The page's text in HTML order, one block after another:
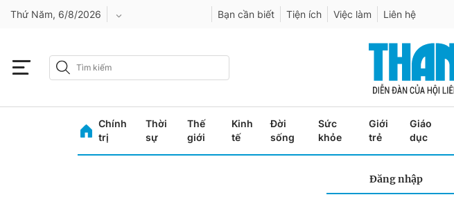
Thứ Năm, 6/8/2026
Bình Phước
Bạn cần biết Tiện ích Việc làm Liên hệ
Chính
trị
Thời
sự
Thế
giới
Kinh
tế
Đời
sống
Sức
khỏe
Giới
trẻ
Giáo
dục
Đăng nhập